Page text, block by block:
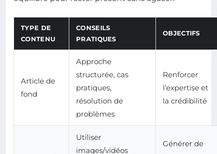
TYPE DE
CONTENU
CONSEILS
PRATIQUES
OBJECTIFS
Article de
fond
Approche
structurée, cas
pratiques,
résolution de
problèmes
Renforcer
l’expertise et
la crédibilité
Utiliser
images/vidéos
Générer de